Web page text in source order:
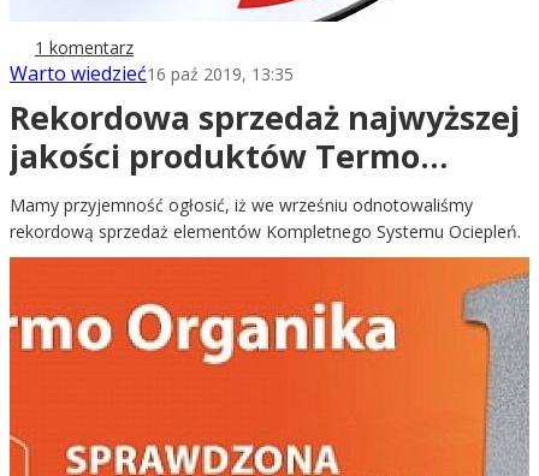
1 komentarz
Warto wiedzieć16 paź 2019, 13:35
Rekordowa sprzedaż najwyższej
jakości produktów Termo
Organiki
Mamy przyjemność ogłosić, iż we wrześniu odnotowaliśmy
rekordową sprzedaż elementów Kompletnego Systemu Ociepleń.